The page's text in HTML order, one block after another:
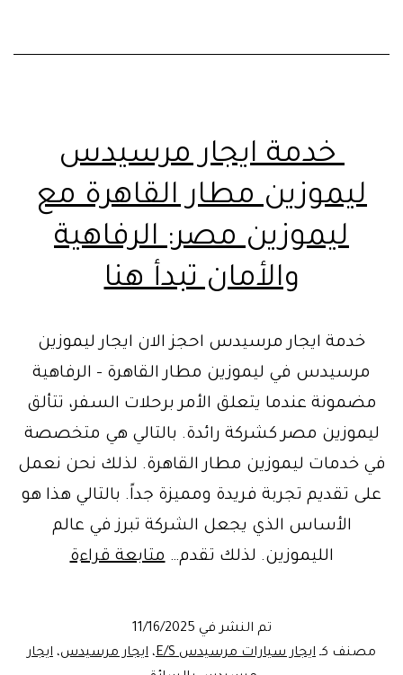
خدمة ايجار مرسيدس
ليموزين مطار القاهرة مع
ليموزين مصر: الرفاهية
والأمان تبدأ هنا
خدمة ايجار مرسيدس احجز الان ايجار ليموزين
مرسيدس في ليموزين مطار القاهرة – الرفاهية
مضمونة عندما يتعلق الأمر برحلات السفر، تتألق
ليموزين مصر كشركة رائدة. بالتالي هي متخصصة
في خدمات ليموزين مطار القاهرة. لذلك نحن نعمل
على تقديم تجربة فريدة ومميزة جداً. بالتالي هذا هو
الأساس الذي يجعل الشركة تبرز في عالم
الليموزين. لذلك تقدم…متابعة قراءةخدمة
ليموزين
تم النشر في 11/16/2025
مصنف كـ ايجار سيارات مرسيدس E/S ، ايجار مرسيدس، ايجار